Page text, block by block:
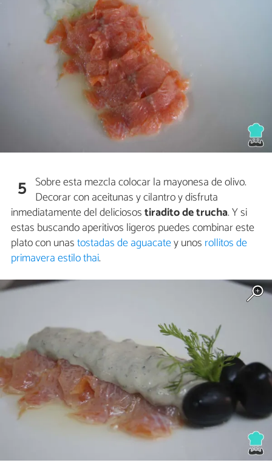
5 Sobre esta mezcla colocar la mayonesa de olivo.
Decorar con aceitunas y cilantro y disfruta
inmediatamente del deliciosostiradito de trucha. Y si
estas buscando aperitivos ligeros puedes combinar este
plato con unastostadas de aguacatey unos rollitos de
primavera estilo thai.